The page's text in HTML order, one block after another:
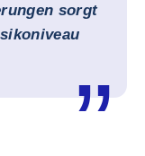
sorgt